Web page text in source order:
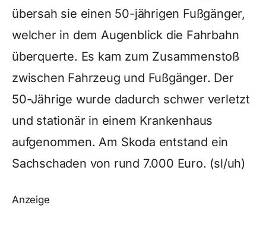
übersah sie einen 50-jährigen Fußgänger,
welcher in dem Augenblick die Fahrbahn
überquerte. Es kam zum Zusammenstoß
zwischen Fahrzeug und Fußgänger. Der
50-Jährige wurde dadurch schwer verletzt
und stationär in einem Krankenhaus
aufgenommen. Am Skoda entstand ein
Sachschaden von rund 7.000 Euro. (sl/uh)
Anzeige